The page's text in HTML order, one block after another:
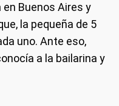
Buenos Aires y
la pequeña de 5
uno. Ante eso,
a la bailarina y